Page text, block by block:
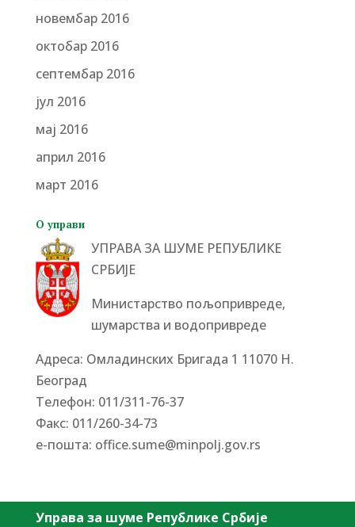
новембар 2016
октобар 2016
септембар 2016
јул 2016
мај 2016
април 2016
март 2016
О управи
УПРАВА ЗА ШУМЕ РЕПУБЛИКЕ
СРБИЈЕ
Министарство пољопривреде,
шумарства и водопривреде
Адреса: Омладинских Бригада 1 11070 Н.
Београд
Tелефон: 011/311-76-37
Факс: 011/260-34-73
е-пошта: office.sume@minpolj.gov.rs
Управа за шуме Републике Србије